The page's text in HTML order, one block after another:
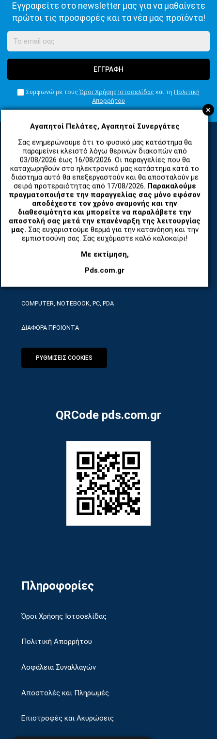
+
Αγαπητοί Πελάτες, Αγαπητοί Συνεργάτες
Σας ενημερώνουμε ότι το φυσικό μας κατάστημα θα
παραμείνει κλειστό λόγω θερινών διακοπών από
03/08/2026 έως 16/08/2026. Οι παραγγελίες που θα
καταχωρηθούν στο ηλεκτρονικό μας κατάστημα κατά το
διάστημα αυτό θα επεξεργαστούν και θα αποσταλούν με
σειρά προτεραιότητας από 17/08/2026. Παρακαλούμε
πραγματοποιήστε την παραγγελίας σας μόνο εφόσον
αποδέχεστε τον χρόνο αναμονής και την
διαθεσιμότητα και μπορείτε να παραλάβετε την
αποστολή σας μετά την επανέναρξη της λειτουργίας
μας. Σας ευχαριστούμε θερμά για την κατανόηση και την
εμπιστοσύνη σας. Σας ευχόμαστε καλό καλοκαίρι!
Με εκτίμηση,
Pds.com.gr
Εγγραφείτε στο newsletter μας για να μαθαίνετε
πρώτοι τις προσφορές και τα νέα μας προϊόντα!
ΕΓΓΡΑΦΗ
Συμφωνώ με τους Όροι Χρήσης Ιστοσελίδας και τη Πολιτική
Απορρήτου
ΚΑΤΗΓΟΡΙΕΣ
ΑΝΤΑΛΛΑΚΤΙΚΑ ΚΑΙ ΑΞΕΣΟΥΑΡ ΚΙΝΗΤΩΝ ΤΗΛΕΦΩΝΩΝ
TABLET
ΤΗΛΕΠΙΚΟΙΝΩΝΙΕΣ, ΑΣΥΡΜΑΤΑ, FCT
COMPUTER, NOTEBOOK, PC, PDA
ΔΙΑΦΟΡΑ ΠΡΟΙΟΝΤΑ
ΡΥΘΜΙΣΕΙΣ COOKIES
QRCode pds.com.gr
Πληροφορίες
Όροι Χρήσης Ιστοσελίδας
Πολιτική Απορρήτου
Ασφάλεια Συναλλαγών
Αποστολές και Πληρωμές
Επιστροφές και Ακυρώσεις